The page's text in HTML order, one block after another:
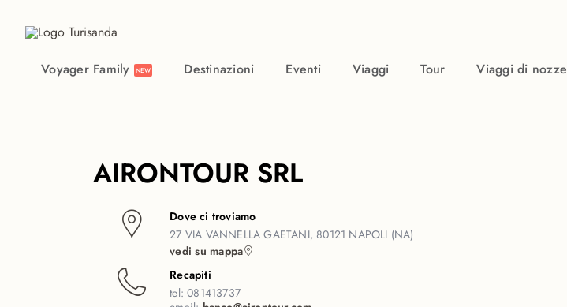
Voyager Family NEW Destinazioni Eventi Viaggi Tour Viaggi di nozze
AIRONTOUR SRL
Dove ci troviamo
27 VIA VANNELLA GAETANI, 80121 NAPOLI (NA)
vedi su mappa
Recapiti
tel:081413737